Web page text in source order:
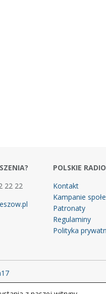
22 22
POLSKIE
Kontakt
Kampanie
Patronaty
Regulaminy
Polityka